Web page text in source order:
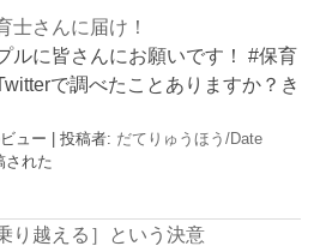
士さんに届け！
ルに皆さんにお願いです！ #保育
で調べたことありますか？き
ュー |投稿者: だてりゅうほう/Date
された
り越える］という決意